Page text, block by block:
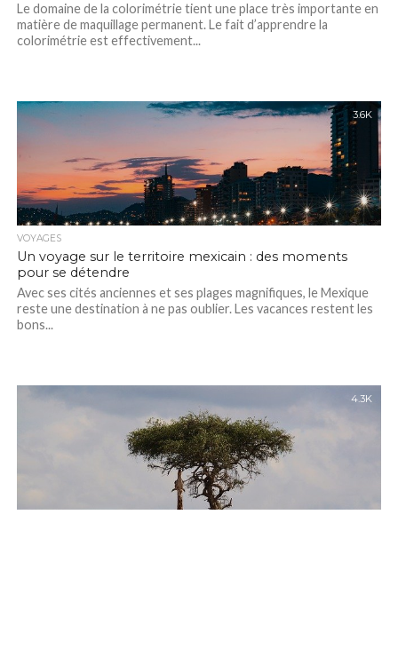
Le domaine de la colorimétrie tient une place très importante en
matière de maquillage permanent. Le fait d’apprendre la
colorimétrie est effectivement...
3.6K
VOYAGES
Un voyage sur le territoire mexicain : des moments
pour se détendre
Avec ses cités anciennes et ses plages magnifiques, le Mexique
reste une destination à ne pas oublier. Les vacances restent les
bons...
4.3K